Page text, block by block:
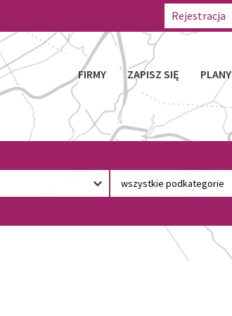
Rejestracja
FIRMY ZAPISZ SIĘ PLANY